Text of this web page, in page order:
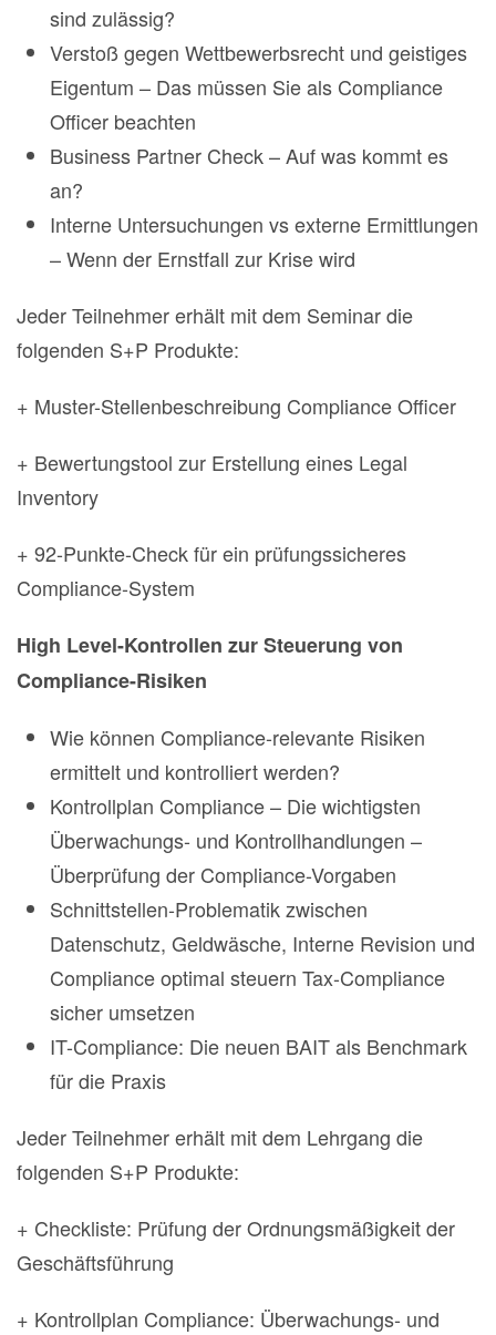
sind zulässig?
Verstoß gegen Wettbewerbsrecht und geistiges
Eigentum – Das müssen Sie als Compliance
Officer beachten
Business Partner Check – Auf was kommt es
an?
Interne Untersuchungen vs externe Ermittlungen
– Wenn der Ernstfall zur Krise wird
Jeder Teilnehmer erhält mit dem Seminar die
folgenden S+P Produkte:
+ Muster-Stellenbeschreibung Compliance Officer
+ Bewertungstool zur Erstellung eines Legal
Inventory
+ 92-Punkte-Check für ein prüfungssicheres
Compliance-System
High Level-Kontrollen zur Steuerung von
Compliance-Risiken
Wie können Compliance-relevante Risiken
ermittelt und kontrolliert werden?
Kontrollplan Compliance – Die wichtigsten
Überwachungs- und Kontrollhandlungen –
Überprüfung der Compliance-Vorgaben
Schnittstellen-Problematik zwischen
Datenschutz, Geldwäsche, Interne Revision und
Compliance optimal steuern Tax-Compliance
sicher umsetzen
IT-Compliance: Die neuen BAIT als Benchmark
für die Praxis
Jeder Teilnehmer erhält mit dem Lehrgang die
folgenden S+P Produkte:
+ Checkliste: Prüfung der Ordnungsmäßigkeit der
Geschäftsführung
+ Kontrollplan Compliance: Überwachungs- und